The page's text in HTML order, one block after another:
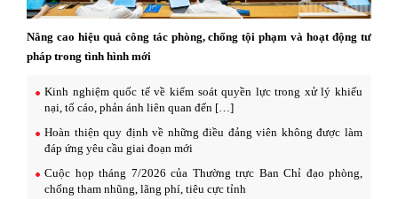
Nâng cao hiệu quả công tác phòng, chống tội phạm và hoạt động tư
pháp trong tình hình mới
Kinh nghiệm quốc tế về kiểm soát quyền lực trong xử lý khiếu
nại, tố cáo, phản ánh liên quan đến […]
Hoàn thiện quy định về những điều đảng viên không được làm
đáp ứng yêu cầu giai đoạn mới
Cuộc họp tháng 7/2026 của Thường trực Ban Chỉ đạo phòng,
chống tham nhũng, lãng phí, tiêu cực tỉnh